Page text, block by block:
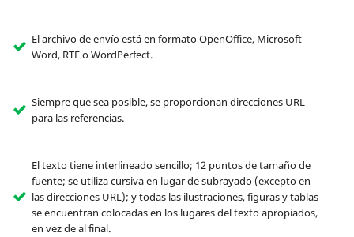
El archivo de envío está en formato OpenOffice, Microsoft
Word, RTF o WordPerfect.
Siempre que sea posible, se proporcionan direcciones URL
para las referencias.
El texto tiene interlineado sencillo; 12 puntos de tamaño de
fuente; se utiliza cursiva en lugar de subrayado (excepto en
las direcciones URL); y todas las ilustraciones, figuras y tablas
se encuentran colocadas en los lugares del texto apropiados,
en vez de al final.